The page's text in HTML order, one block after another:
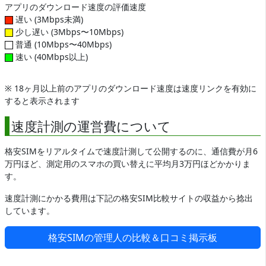
アプリのダウンロード速度の評価速度
遅い (3Mbps未満)
少し遅い (3Mbps〜10Mbps)
普通 (10Mbps〜40Mbps)
速い (40Mbps以上)
※ 18ヶ月以上前のアプリのダウンロード速度は速度リンクを有効に
すると表示されます
速度計測の運営費について
格安SIMをリアルタイムで速度計測して公開するのに、通信費が月6
万円ほど、測定用のスマホの買い替えに平均月3万円ほどかかりま
す。
速度計測にかかる費用は下記の格安SIM比較サイトの収益から捻出
しています。
格安SIMの管理人の比較＆口コミ掲示板